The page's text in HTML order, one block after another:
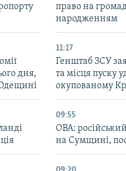
право на
народженням
дня,
11:17
Генштаб ЗСУ
та місця пуску
окупованому
09:55
ОВА:
на Сумщині,